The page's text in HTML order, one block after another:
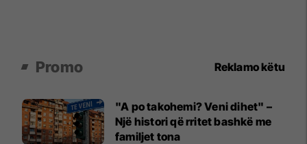
Promo Reklamo këtu
"A po takohemi? Veni dihet" –
Një histori që rritet bashkë me
familjet tona